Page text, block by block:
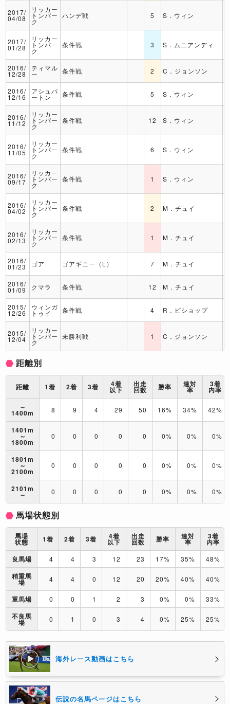
2017/
04/08
リッカー
トンパー
ク
ハンデ戦 5 S．ウィン
2017/
01/28
リッカー
トンパー
ク
条件戦 3 S．ムニアンディ
2016/
12/28
ティマル
ー 条件戦 2 C．ジョンソン
2016/
12/16
アシュバ
ートン 条件戦 5 S．ウィン
2016/
11/12
リッカー
トンパー
ク
条件戦 12 S．ウィン
2016/
11/05
リッカー
トンパー
ク
条件戦 6 S．ウィン
2016/
09/17
リッカー
トンパー
ク
条件戦 1 S．ウィン
2016/
04/02
リッカー
トンパー
ク
条件戦 2 M．チュイ
2016/
02/13
リッカー
トンパー
ク
条件戦 1 M．チュイ
2016/
01/23 ゴア ゴアギニー（L） 7 M．チュイ
2016/
01/09 クマラ 条件戦 12 M．チュイ
2015/
12/26
ウィンガ
トゥイ 条件戦 4 R．ビショップ
2015/
12/04
リッカー
トンパー
ク
未勝利戦 1 C．ジョンソン
距離別
距離 1着 2着 3着 4着
以下
出走
回数 勝率 連対
率
3着
内率
～
1400m 8 9 4 29 50 16% 34% 42%
1401m
～
1800m
0 0 0 0 0 0% 0% 0%
1801m
～
2100m
0 0 0 0 0 0% 0% 0%
2101m
～ 0 0 0 0 0 0% 0% 0%
馬場状態別
馬場
状態 1着 2着 3着 4着
以下
出走
回数 勝率 連対
率
3着
内率
良馬場
4 4 3 12 23 17% 35% 48%
稍重馬
場 4 4 0 12 20 20% 40% 40%
重馬場 0 0 1 2 3 0% 0% 33%
不良馬
場 0 1 0 3 4 0% 25% 25%
海外レース動画はこちら
伝説の名馬ページはこちら